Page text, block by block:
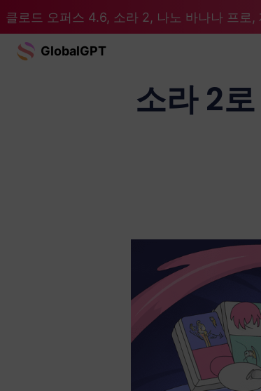
클로드 오퍼스 4.6, 소라 2, 나노 바나나 프로
GlobalGPT
소라 2